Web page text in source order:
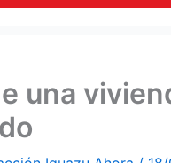
una